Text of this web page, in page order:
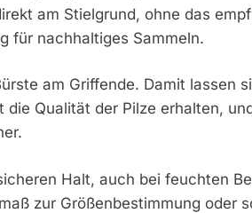
am Stielgrund, ohne das
für nachhaltiges Sammeln.
am Griffende. Damit lassen
Qualität der Pilze erhalten,
Halt, auch bei feuchten
zur Größenbestimmung oder